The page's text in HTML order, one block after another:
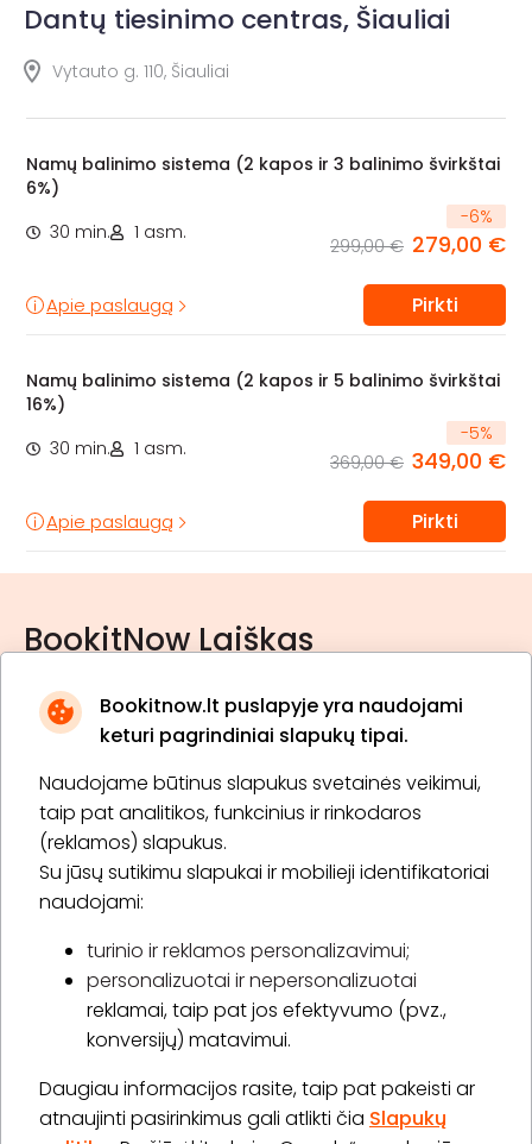
Bookitnow.lt puslapyje yra naudojami
keturi pagrindiniai slapukų tipai.
Naudojame būtinus slapukus svetainės veikimui,
taip pat analitikos, funkcinius ir rinkodaros
(reklamos) slapukus.
Su jūsų sutikimu slapukai ir mobilieji identifikatoriai
naudojami:
turinio ir reklamos personalizavimui;
personalizuotai ir nepersonalizuotai
reklamai, taip pat jos efektyvumo (pvz.,
konversijų) matavimui.
Daugiau informacijos rasite, taip pat pakeisti ar
atnaujinti pasirinkimus gali atlikti čia Slapukų
Dantų tiesinimo centras, Šiauliai
Vytauto g. 110, Šiauliai
Namų balinimo sistema (2 kapos ir 3 balinimo švirkštai
6%)
30 min.
1 asm.
-6%
299,00 € 279,00 €
Apie paslaugą Pirkti
Namų balinimo sistema (2 kapos ir 5 balinimo švirkštai
16%)
30 min.
1 asm.
-5%
369,00 € 349,00 €
Apie paslaugą Pirkti
BookitNow Laiškas
* Susipažinau su privatumo politika
Prenumeruoti
Apie „BookitNow“
Informacija
„GERA DOVANA“ GRUPĖ